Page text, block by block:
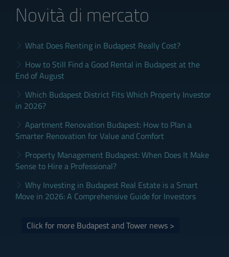
Novità di mercato
What Does Renting in Budapest Really Cost?
How to Still Find a Good Rental in Budapest at the
End of August
Which Budapest District Fits Which Property Investor
in 2026?
Apartment Renovation Budapest: How to Plan a
Smarter Renovation for Value and Comfort
Property Management Budapest: When Does It Make
Sense to Hire a Professional?
Why Investing in Budapest Real Estate is a Smart
Move in 2026: A Comprehensive Guide for Investors
Click for more Budapest and Tower news >